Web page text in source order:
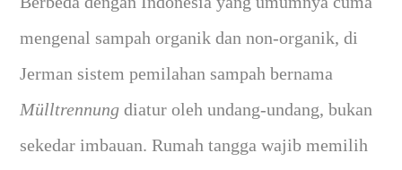
mengenal sampah organik dan non-organik, di
Jerman sistem pemilahan sampah bernama
Mülltrennungdiatur oleh undang-undang, bukan
sekedar imbauan. Rumah tangga wajib memilih